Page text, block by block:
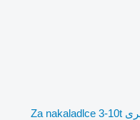
نشّارة أخرى Za nakaladlce 3-10t